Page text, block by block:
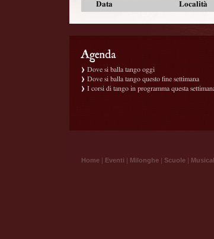
Data Località
Dove si balla tango oggi
Dove si balla tango questo fine settimana
I corsi di tango in programma questa
Home | Eventi | Milonghe | Scuole |